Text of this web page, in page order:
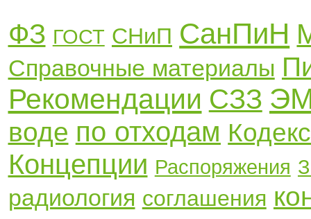
ФЗ ГОСТ СНиП СанПиН
Справочные материалы
Рекомендации СЗЗ
воде по отходам Кодекс
Концепции Распоряжения
радиология соглашения